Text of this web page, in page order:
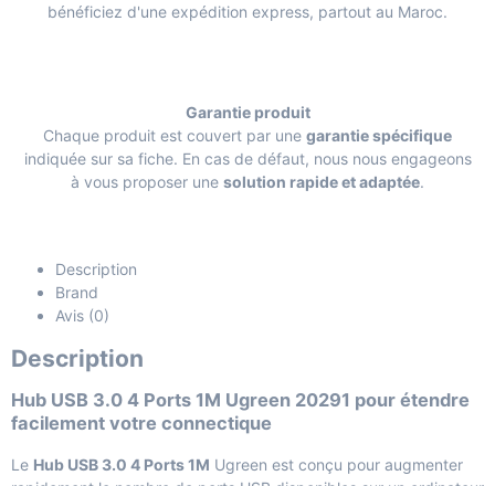
bénéficiez d'une expédition express, partout au Maroc.
Garantie produit
Chaque produit est couvert par une garantie spécifique
indiquée sur sa fiche. En cas de défaut, nous nous engageons
à vous proposer une solution rapide et adaptée.
Description
Brand
Avis (0)
Description
Hub USB 3.0 4 Ports 1M Ugreen 20291 pour étendre
facilement votre connectique
Le Hub USB 3.0 4 Ports 1M Ugreen est conçu pour augmenter